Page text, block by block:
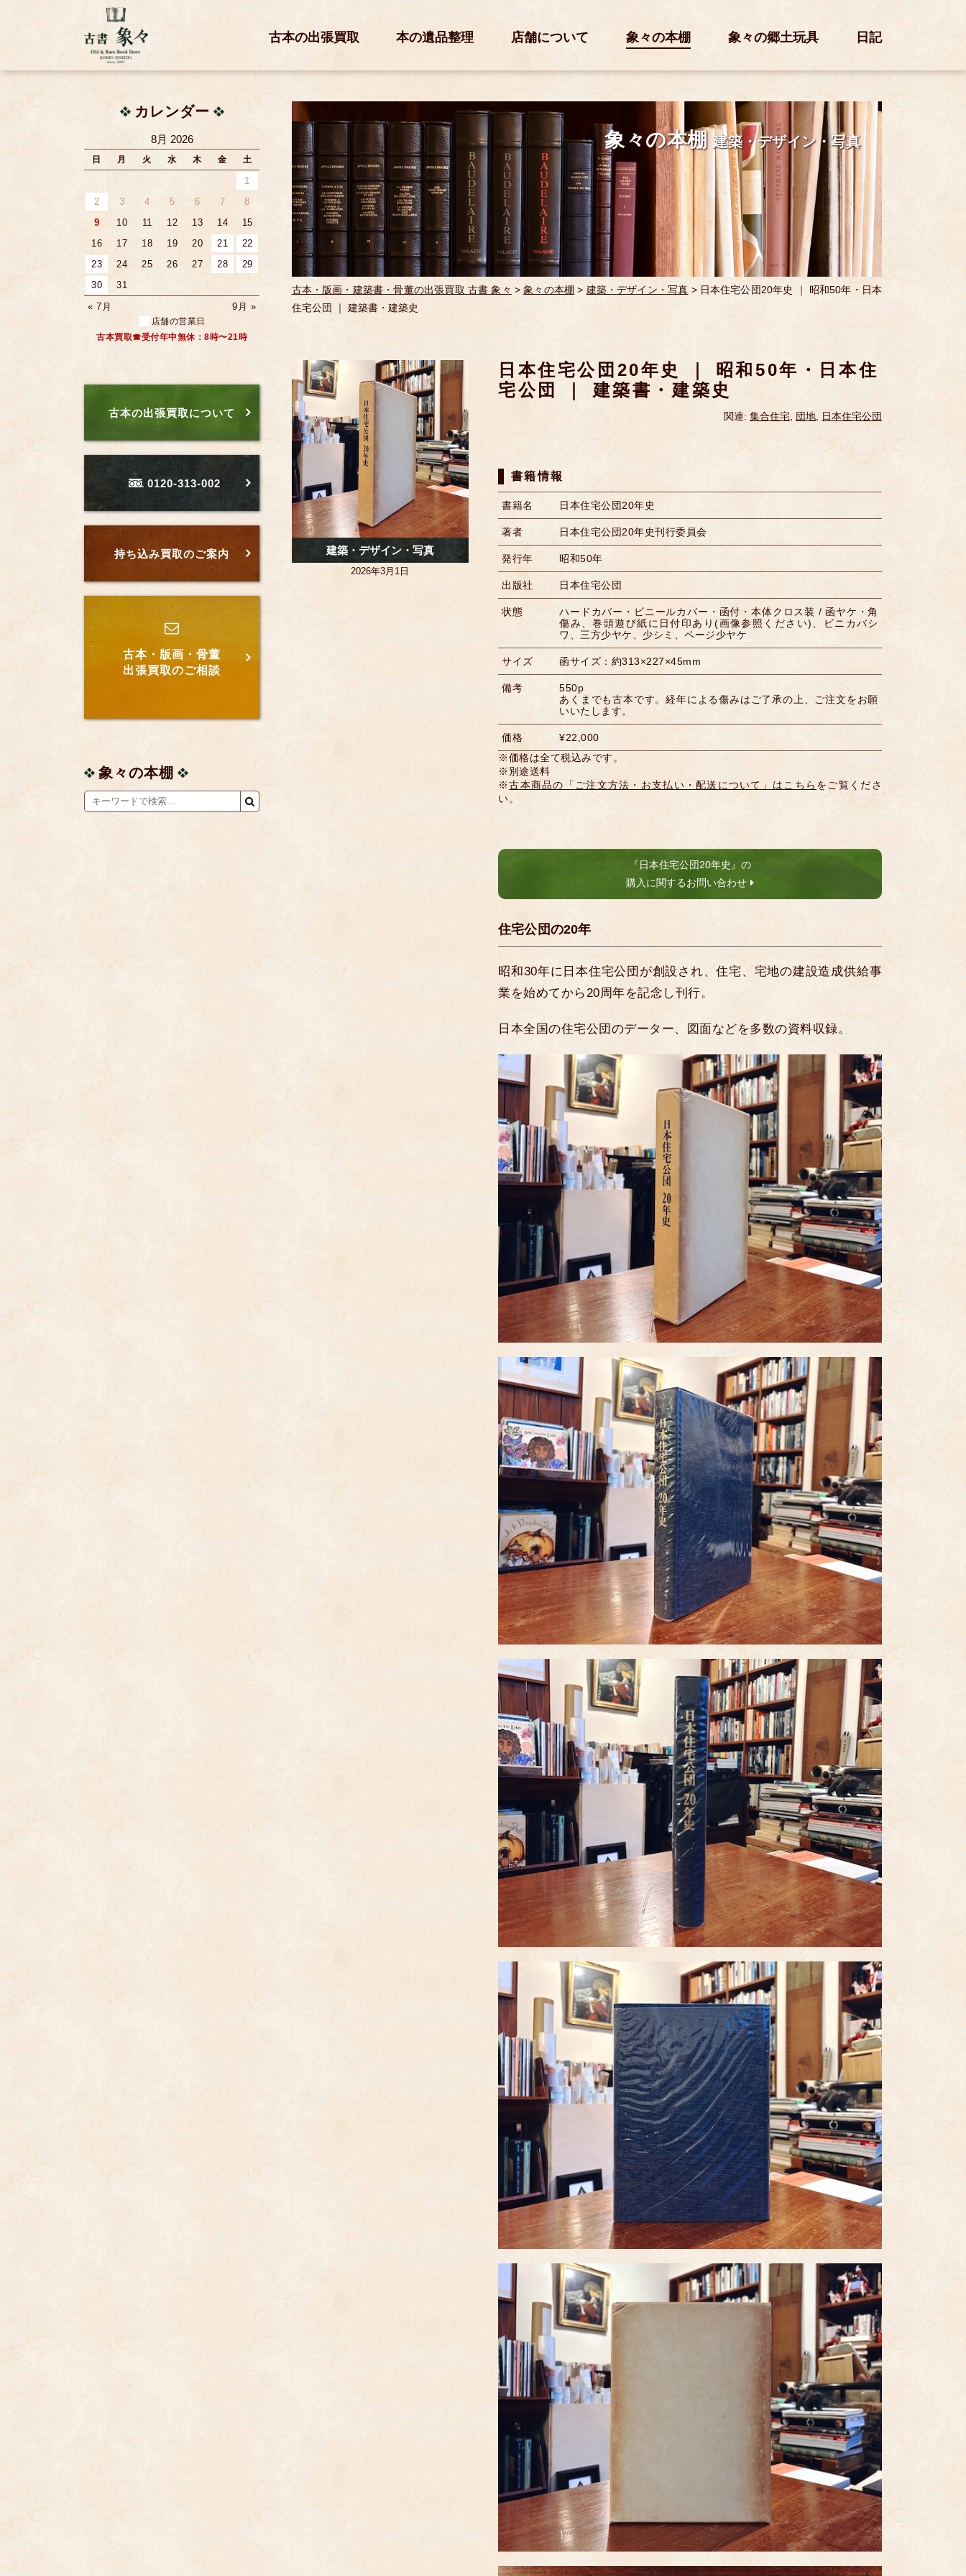
古本の出張買取 本の遺品整理 店舗について 象々の本棚 象々の郷土玩具 日記
象々の本棚 建築・デザイン・写真
古本・版画・建築書・骨董の出張買取 古書 象々 >象々の本棚 > 建築・デザイン・写真 > 日本住宅公団20年史 ｜ 昭和50年・日本
住宅公団 ｜ 建築書・建築史
日本住宅公団20年史 ｜ 昭和50年・日本住
宅公団 ｜ 建築書・建築史
関連: 集合住宅, 団地, 日本住宅公団
書籍情報
書籍名 日本住宅公団20年史
著者 日本住宅公団20年史刊行委員会
発行年 昭和50年
出版社 日本住宅公団
状態
ハードカバー・ビニールカバー・函付・本体クロス装 / 函ヤケ・角
傷み、巻頭遊び紙に日付印あり(画像参照ください)、ビニカバシ
ワ、三方少ヤケ、少シミ、ページ少ヤケ
サイズ 函サイズ：約313×227×45mm
備考
550p
あくまでも古本です。経年による傷みはご了承の上、ご注文をお願
いいたします。
価格
¥22,000
※価格は全て税込みです。
※別途送料
※古本商品の「ご注文方法・お支払い・配送について」はこちら をご覧くださ
い。
『日本住宅公団20年史』の
購入に関するお問い合わせ
住宅公団の20年
昭和30年に日本住宅公団が創設され、住宅、宅地の建設造成供給事
業を始めてから20周年を記念し刊行。
日本全国の住宅公団のデーター、図面などを多数の資料収録。
建築・デザイン・写真
2026年3月1日
カレンダー
8月 2026
日 月 火 水 木 金 土
1
2
3 4 5 6 7
8
9
10 11 12 13 14
15
16
17 18 19 20 21
22
23
24 25 26 27 28
29
30
31
« 7月
9月 »
店舗の営業日
古本買取☎受付年中無休：8時〜21時
古本の出張買取について
0120-313-002
持ち込み買取のご案内
古本・版画・骨董
出張買取のご相談
象々の本棚